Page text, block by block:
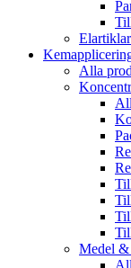
Elartiklar
Alla
Medel